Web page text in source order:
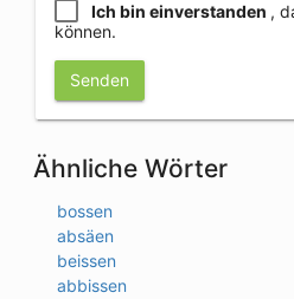
Ich bin einverstanden ,
können.
Senden
Ähnliche Wörter
bossen
absäen
beissen
abbissen